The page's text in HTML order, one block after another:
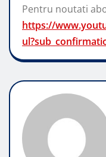
Pentru noutati
https://